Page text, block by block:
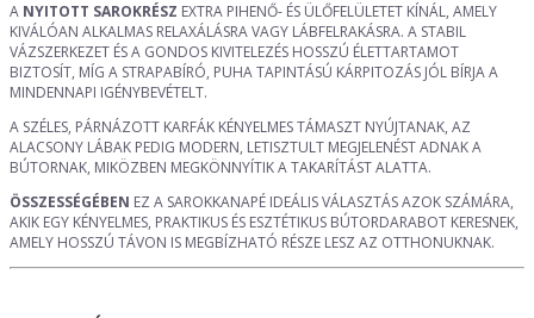
A NYITOTT SAROKRÉSZ EXTRA PIHENŐ- ÉS ÜLŐFELÜLETET KÍNÁL, AMELY
KIVÁLÓAN ALKALMAS RELAXÁLÁSRA VAGY LÁBFELRAKÁSRA. A STABIL
VÁZSZERKEZET ÉS A GONDOS KIVITELEZÉS HOSSZÚ ÉLETTARTAMOT
BIZTOSÍT, MÍG A STRAPABÍRÓ, PUHA TAPINTÁSÚ KÁRPITOZÁS JÓL BÍRJA A
MINDENNAPI IGÉNYBEVÉTELT.
A SZÉLES, PÁRNÁZOTT KARFÁK KÉNYELMES TÁMASZT NYÚJTANAK, AZ
ALACSONY LÁBAK PEDIG MODERN, LETISZTULT MEGJELENÉST ADNAK A
BÚTORNAK, MIKÖZBEN MEGKÖNNYÍTIK A TAKARÍTÁST ALATTA.
ÖSSZESSÉGÉBEN EZ A SAROKKANAPÉ IDEÁLIS VÁLASZTÁS AZOK SZÁMÁRA,
AKIK EGY KÉNYELMES, PRAKTIKUS ÉS ESZTÉTIKUS BÚTORDARABOT KERESNEK,
AMELY HOSSZÚ TÁVON IS MEGBÍZHATÓ RÉSZE LESZ AZ OTTHONUKNAK.